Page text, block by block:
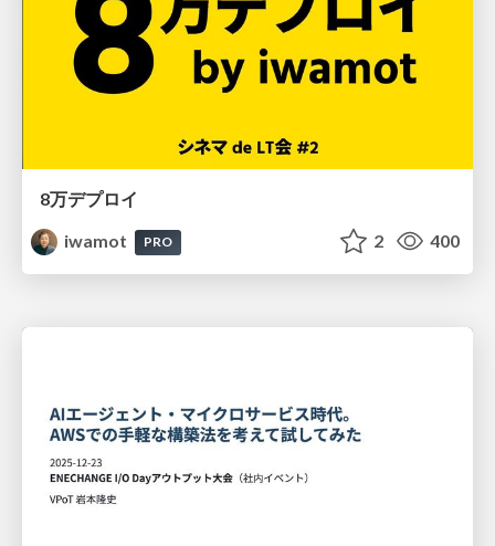
8万デプロイ
iwamot
PRO 2 400